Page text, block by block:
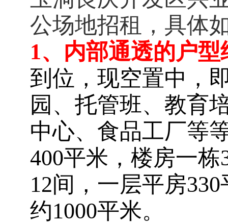
公场地招租，具体
1、内部通透的户型
到位，现空置中，
园、托管班、教育
中心、食品工厂等
400平米，楼房一
12间，一层平房
约1000平米。